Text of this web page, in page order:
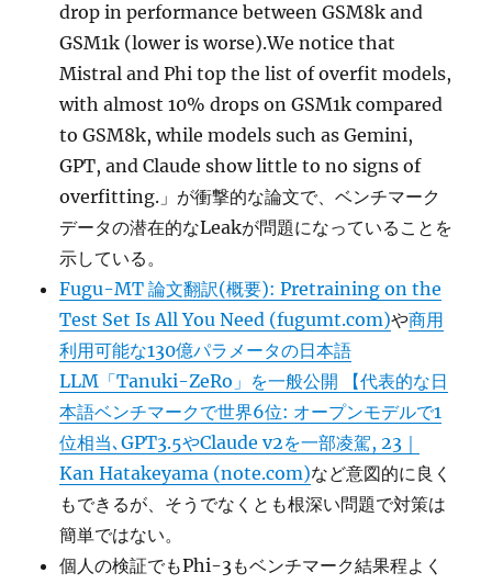
drop in performance between GSM8k and
GSM1k (lower is worse).We notice that
Mistral and Phi top the list of overfit models,
with almost 10% drops on GSM1k compared
to GSM8k, while models such as Gemini,
GPT, and Claude show little to no signs of
overfitting.」が衝撃的な論文で、ベンチマーク
データの潜在的なLeakが問題になっていることを
示している。
Fugu-MT 論文翻訳(概要): Pretraining on the
Test Set Is All You Need (fugumt.com)や商用
利用可能な130億パラメータの日本語
LLM「Tanuki-ZeRo」を一般公開 【代表的な日
本語ベンチマークで世界6位: オープンモデルで1
位相当､GPT3.5やClaude v2を一部凌駕, 23｜
Kan Hatakeyama (note.com)など意図的に良く
もできるが、そうでなくとも根深い問題で対策は
簡単ではない。
個人の検証でもPhi-3もベンチマーク結果程よく